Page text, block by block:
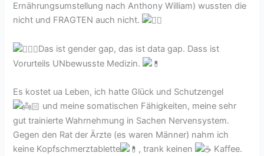
Ernährungsumstellung nach Anthony William) wussten die
nicht und FRAGTEN auch nicht.
Das ist gender gap, das ist data gap. Dass ist
Vorurteils UNbewusste Medizin.
Es kostet ua Leben, ich hatte Glück und Schutzengel
und meine somatischen Fähigkeiten, meine sehr
gut trainierte Wahrnehmung in Sachen Nervensystem.
Gegen den Rat der Ärzte (es waren Männer) nahm ich
keine Kopfschmerztablette
, trank keinen
Kaffee.